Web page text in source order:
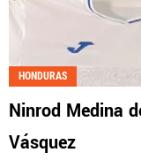
HONDURAS
Ninrod Medina
Vásquez